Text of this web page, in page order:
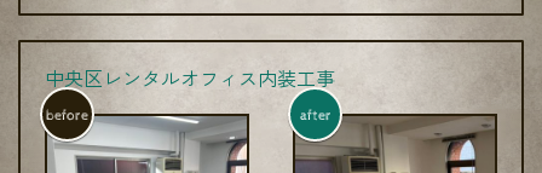
中央区レンタルオフィス内装工事
before after